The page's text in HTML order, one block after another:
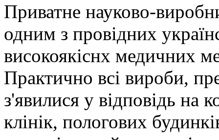
Приватне науково-
одним з провідних
високоякіснх медичних
Практично всі вироби,
з'явилися у відповідь на
клінік, пологових